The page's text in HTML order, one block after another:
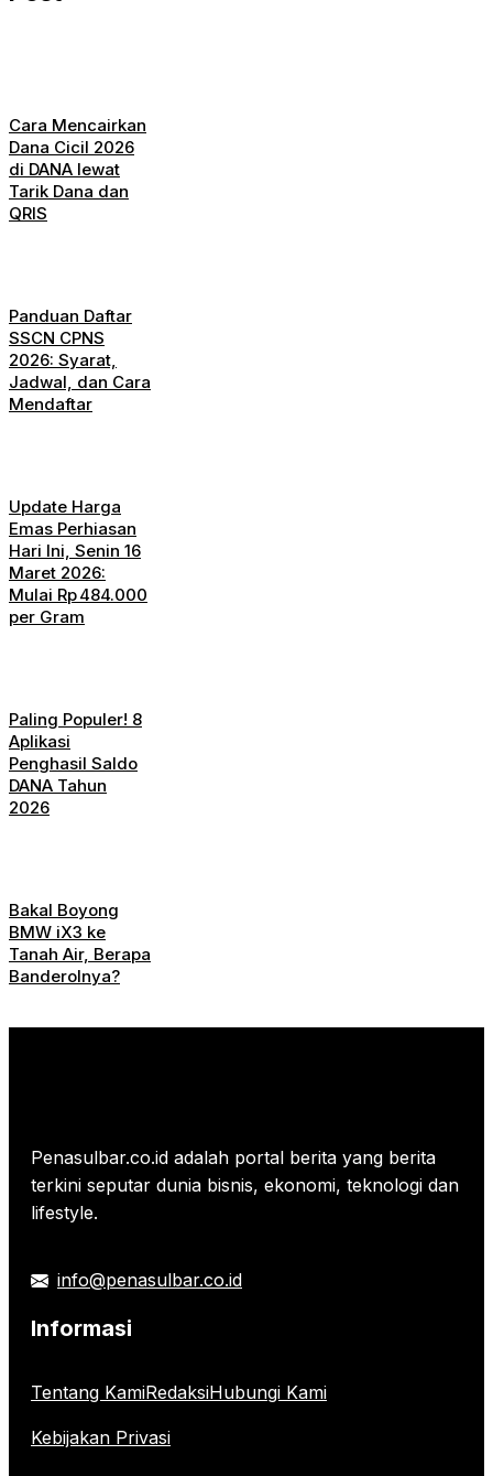
Cara Mencairkan
Dana Cicil 2026
di DANA lewat
Tarik Dana dan
QRIS
Panduan Daftar
SSCN CPNS
2026: Syarat,
Jadwal, dan Cara
Mendaftar
Update Harga
Emas Perhiasan
Hari Ini, Senin 16
Maret 2026:
Mulai Rp 484.000
per Gram
Paling Populer! 8
Aplikasi
Penghasil Saldo
DANA Tahun
2026
Bakal Boyong
BMW iX3 ke
Tanah Air, Berapa
Banderolnya?
Penasulbar.co.id adalah portal berita yang berita
terkini seputar dunia bisnis, ekonomi, teknologi dan
lifestyle.
info@penasulbar.co.id
Informasi
Tentang KamiRedaksiHubungi Kami
Kebijakan Privasi